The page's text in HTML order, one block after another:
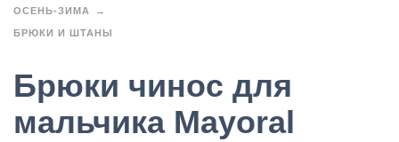
ОСЕНЬ-ЗИМА
БРЮКИ И ШТАНЫ
Брюки чинос для
мальчика Mayoral